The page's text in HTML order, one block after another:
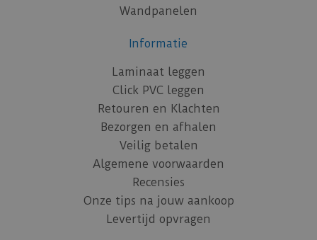
Wandpanelen
Informatie
Laminaat leggen
Click PVC leggen
Retouren en Klachten
Bezorgen en afhalen
Veilig betalen
Algemene voorwaarden
Recensies
Onze tips na jouw aankoop
Levertijd opvragen